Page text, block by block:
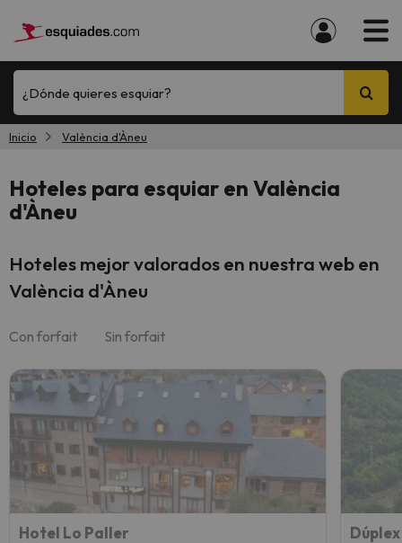
¿Dónde quieres esquiar?
Inicio València d'Àneu
Hoteles para esquiar en València
d'Àneu
Hoteles mejor valorados en nuestra web en
València d'Àneu
Con forfait Sin forfait
Hotel Lo Paller